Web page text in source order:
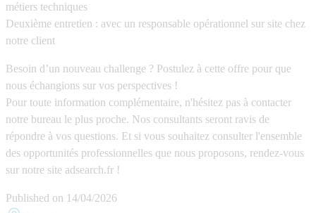
métiers techniques
Deuxième entretien : avec un responsable opérationnel sur site chez
notre client
Besoin d’un nouveau challenge ? Postulez à cette offre pour que
nous échangions sur vos perspectives !
Pour toute information complémentaire, n'hésitez pas à contacter
notre bureau le plus proche. Nos consultants seront ravis de
répondre à vos questions. Et si vous souhaitez consulter l'ensemble
des opportunités professionnelles que nous proposons, rendez-vous
sur notre site adsearch.fr !
Published on 14/04/2026